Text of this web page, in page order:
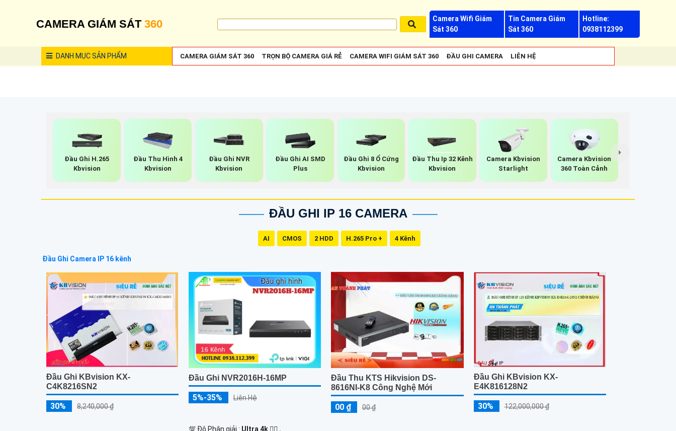
CAMERA GIÁM SÁT 360
Camera Wifi Giám
Sát 360
Tin Camera Giám
Sát 360
Hotline:
0938112399
DANH MỤCSẢN PHẨM CAMERA GIÁM SÁT 360 TRỌN BỘ CAMERA GIÁ RẺ CAMERA WIFI GIÁM SÁT 360 ĐẦU GHI CAMERA LIÊN HỆ
Đầu Ghi H.265
Kbvision
Đầu Thu Hình 4
Kbvision
Đầu Ghi NVR
Kbvision
Đầu Ghi AI SMD
Plus
Đầu Ghi 8 Ổ Cứng
Kbvision
Đầu Thu Ip 32 Kênh
Kbvision
Camera Kbvision
Starlight
Camera Kbvision
360 Toàn Cảnh
ĐẦU GHI IP 16 CAMERA
AI CMOS 2 HDD H.265 Pro + 4 Kênh
Đầu Ghi Camera IP 16 kênh
Đầu Ghi KBvision KX-
C4K8216SN2
30% 8,240,000 ₫
Đầu Ghi NVR2016H-16MP
5%-35% Liên Hệ
💯 Độ Phân giải : Ultra 4k 👍🏾 .
Đầu Thu KTS Hikvision DS-
8616NI-K8 Công Nghệ Mới
00 ₫ 00 ₫
Đầu Ghi KBvision KX-
E4K816128N2
30% 122,000,000 ₫